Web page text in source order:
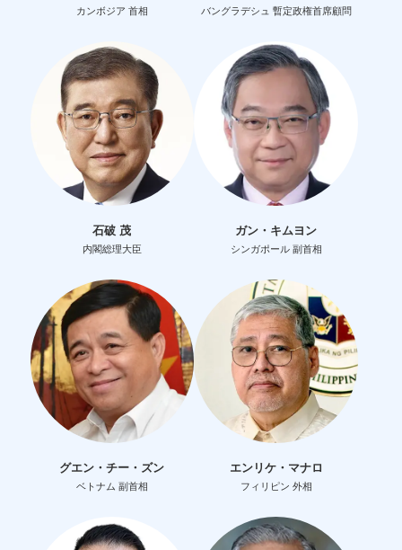
カンボジア 首相 バングラデシュ 暫定政権首席顧問
石破 茂
内閣総理大臣
ガン・キムヨン
シンガポール 副首相
グエン・チー・ズン
ベトナム 副首相
エンリケ・マナロ
フィリピン 外相